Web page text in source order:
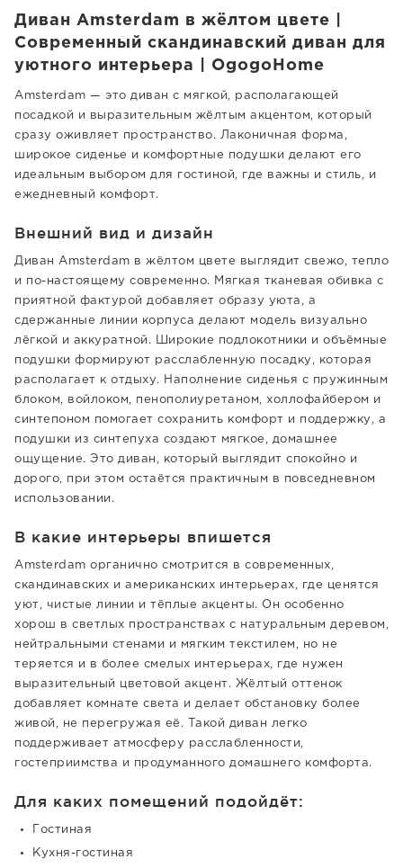
Диван Amsterdam в жёлтом цвете |
Современный скандинавский диван для
уютного интерьера | OgogoHome
Amsterdam — это диван с мягкой, располагающей
посадкой и выразительным жёлтым акцентом, который
сразу оживляет пространство. Лаконичная форма,
широкое сиденье и комфортные подушки делают его
идеальным выбором для гостиной, где важны и стиль, и
ежедневный комфорт.
Внешний вид и дизайн
Диван Amsterdam в жёлтом цвете выглядит свежо, тепло
и по-настоящему современно. Мягкая тканевая обивка с
приятной фактурой добавляет образу уюта, а
сдержанные линии корпуса делают модель визуально
лёгкой и аккуратной. Широкие подлокотники и объёмные
подушки формируют расслабленную посадку, которая
располагает к отдыху. Наполнение сиденья с пружинным
блоком, войлоком, пенополиуретаном, холлофайбером и
синтепоном помогает сохранить комфорт и поддержку, а
подушки из синтепуха создают мягкое, домашнее
ощущение. Это диван, который выглядит спокойно и
дорого, при этом остаётся практичным в повседневном
использовании.
В какие интерьеры впишется
Amsterdam органично смотрится в современных,
скандинавских и американских интерьерах, где ценятся
уют, чистые линии и тёплые акценты. Он особенно
хорош в светлых пространствах с натуральным деревом,
нейтральными стенами и мягким текстилем, но не
теряется и в более смелых интерьерах, где нужен
выразительный цветовой акцент. Жёлтый оттенок
добавляет комнате света и делает обстановку более
живой, не перегружая её. Такой диван легко
поддерживает атмосферу расслабленности,
гостеприимства и продуманного домашнего комфорта.
Для каких помещений подойдёт:
Гостиная
Кухня-гостиная